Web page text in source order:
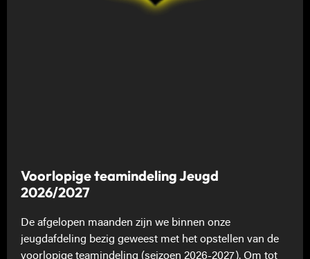
Voorlopige teamindeling Jeugd
2026/2027
De afgelopen maanden zijn we binnen onze
jeugdafdeling bezig geweest met het opstellen van de
voorlopige teamindeling (seizoen 2026-2027). Om tot